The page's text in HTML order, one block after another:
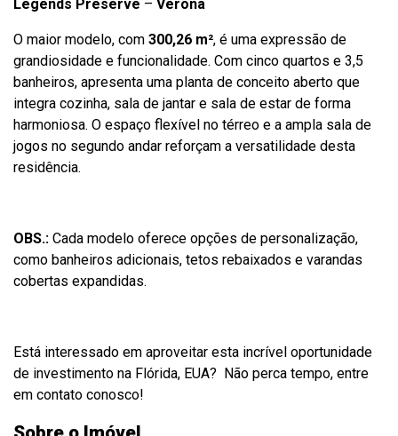
Legends Preserve – Verona
O maior modelo, com 300,26 m², é uma expressão de
grandiosidade e funcionalidade. Com cinco quartos e 3,5
banheiros, apresenta uma planta de conceito aberto que
integra cozinha, sala de jantar e sala de estar de forma
harmoniosa. O espaço flexível no térreo e a ampla sala de
jogos no segundo andar reforçam a versatilidade desta
residência.
OBS.: Cada modelo oferece opções de personalização,
como banheiros adicionais, tetos rebaixados e varandas
cobertas expandidas.
Está interessado em aproveitar esta incrível oportunidade
de investimento na Flórida, EUA? Não perca tempo, entre
em contato conosco!